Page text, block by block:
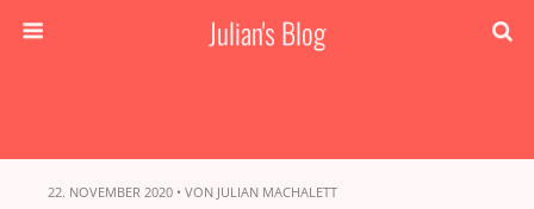
Julian's Blog
22. NOVEMBER 2020 • VON JULIAN MACHALETT